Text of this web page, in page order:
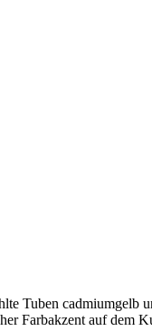
Tuben
Farbakzent auf dem